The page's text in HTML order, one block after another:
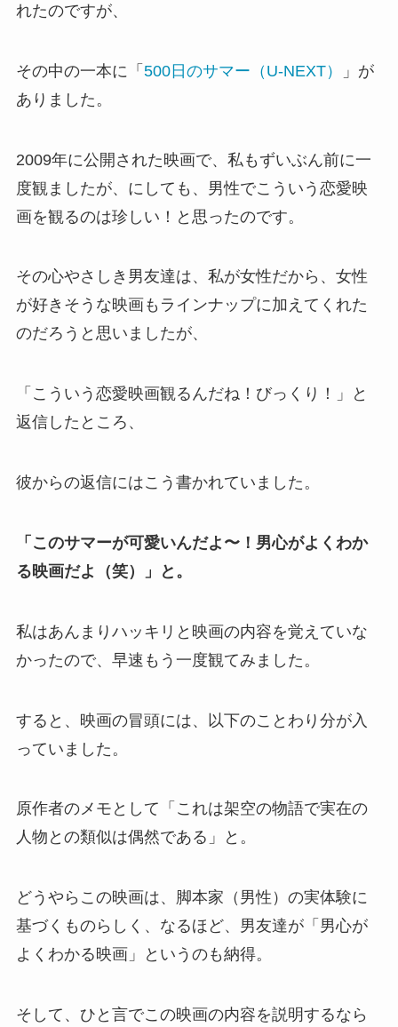
れたのですが、
その中の一本に「 500日のサマー（U-NEXT）
」が
ありました。
2009年に公開された映画で、私もずいぶん前に一
度観ましたが、にしても、男性でこういう恋愛映
画を観るのは珍しい！と思ったのです。
その心やさしき男友達は、私が女性だから、女性
が好きそうな映画もラインナップに加えてくれた
のだろうと思いましたが、
「こういう恋愛映画観るんだね！びっくり！」と
返信したところ、
彼からの返信にはこう書かれていました。
「このサマーが可愛いんだよ〜！男心がよくわか
る映画だよ（笑）」と。
私はあんまりハッキリと映画の内容を覚えていな
かったので、早速もう一度観てみました。
すると、映画の冒頭には、以下のことわり分が入
っていました。
原作者のメモとして「これは架空の物語で実在の
人物との類似は偶然である」と。
どうやらこの映画は、脚本家（男性）の実体験に
基づくものらしく、なるほど、男友達が「男心が
よくわかる映画」というのも納得。
そして、ひと言でこの映画の内容を説明するなら